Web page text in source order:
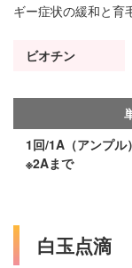
ギー症状の緩和と育
ビオチン
1回/1A（アンプル）
※2Aまで
白玉点滴